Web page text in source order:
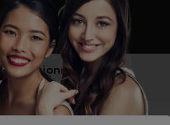
?
particuliers !